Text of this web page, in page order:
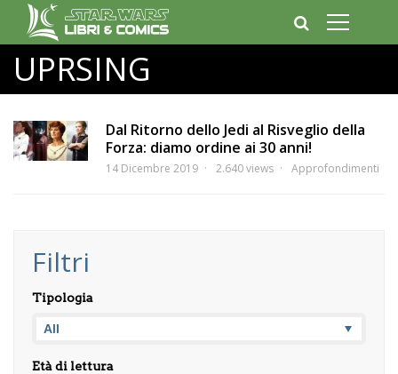
UPRSING
Dal Ritorno dello Jedi al Risveglio della
Forza: diamo ordine ai 30 anni!
14 Dicembre 2019 2.640 views Approfondimenti
Filtri
Tipologia
Età di lettura